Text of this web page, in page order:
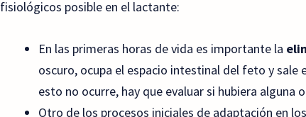
fisiológicos posible en el lactante:
En las primeras horas de vida es importante la
oscuro, ocupa el espacio intestinal del feto y sale
esto no ocurre, hay que evaluar si hubiera alguna
Otro de los procesos iniciales de adaptación en